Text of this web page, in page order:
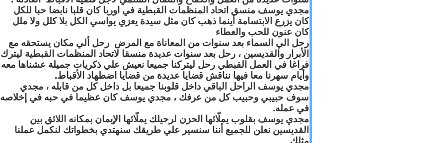
مجدي يوسف منسق اتحاد المنظمات القبطية في اوربا كان قلبا نابضا حبا للكل
كان يزرع الابتسامة أينما ذهب كان مثل سيدة يعزي يواسي الكل بلا كلل ولا ملل
كان عنون للحب والعطاء
رحل الي السماء بعد سنوات من المعاناة مع المرض رحل ألي مكان يستحقه مع
الأبرار والقديسين ، رحل بعد سنوات عديدة منسقا لاتحاد المنظمات القبطية ليترك
فراغا في العمل القبطي رحل ليتركنا جميعا نعيش علي ذكريات جميلة عشناها معه
وأيام سهرنا معا فيها نناقش قضايا عديدة من قضايا اضطهاد الأقباط.
مجدي يوسف الراحل الباقي داخل قلوبنا جميعا بل داخل كل من قابله ، مجدي
سوف حبيبي وحبيب كل من عرفك ، مجدي يوسف كان عظيما في حبه في إخلاصه
في عمله.
مجدي يوسف بقلوب يملّائها الحزن لرحيلك يملّائها الإيمان بمكانه اللائق بين
القديسين نعلن للجميع أننا سنسير علي طريقك سنهتدي بخطواتك لنكمل عملنا
مثلك